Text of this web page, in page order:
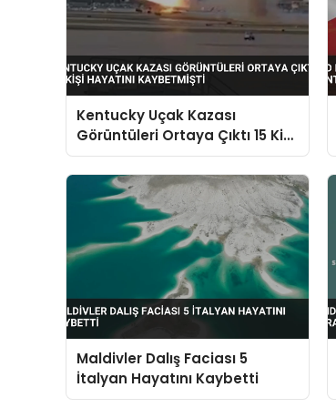
Kentucky Uçak Kazası
Görüntüleri Ortaya Çıktı 15 Kişi
Hayatını Kaybetmişti
Maldivler Dalış Faciası 5
İtalyan Hayatını Kaybetti